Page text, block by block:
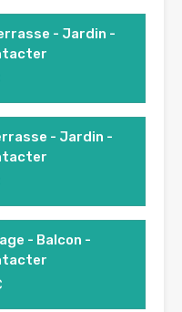
- Jardin -
- Jardin -
- Balcon -